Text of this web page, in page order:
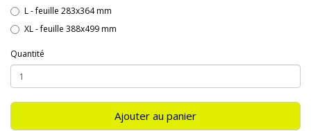
L - feuille 283x364 mm
XL - feuille 388x499 mm
Quantité
Ajouter au panier